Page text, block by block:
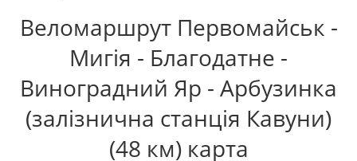
Веломаршрут Первомайськ -
Мигія - Благодатне -
Виноградний Яр - Арбузинка
(залізнична станція Кавуни)
(48 км) карта